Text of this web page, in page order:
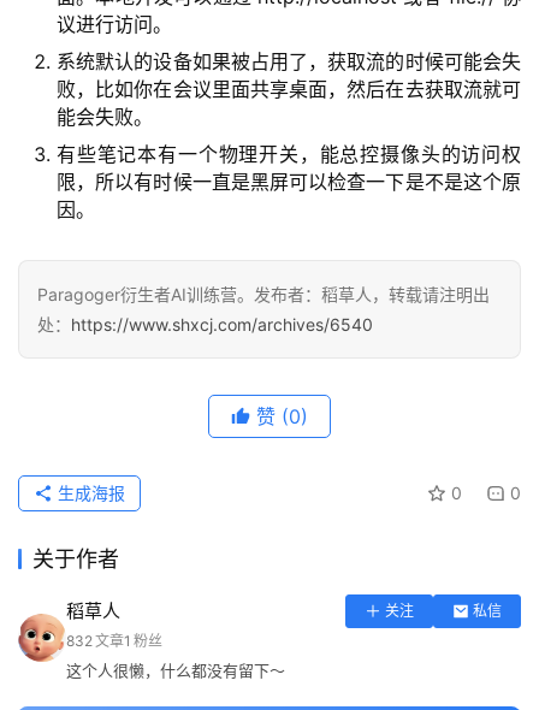
议进行访问。
系统默认的设备如果被占用了，获取流的时候可能会失
败，比如你在会议里面共享桌面，然后在去获取流就可
能会失败。
有些笔记本有一个物理开关，能总控摄像头的访问权
限，所以有时候一直是黑屏可以检查一下是不是这个原
因。
Paragoger衍生者AI训练营。发布者：稻草人，转载请注明出
处： https://www.shxcj.com/archives/6540
赞 (0)
0 0
生成海报
关于作者
稻草人 关注
私信
832文章1 粉丝
这个人很懒，什么都没有留下～